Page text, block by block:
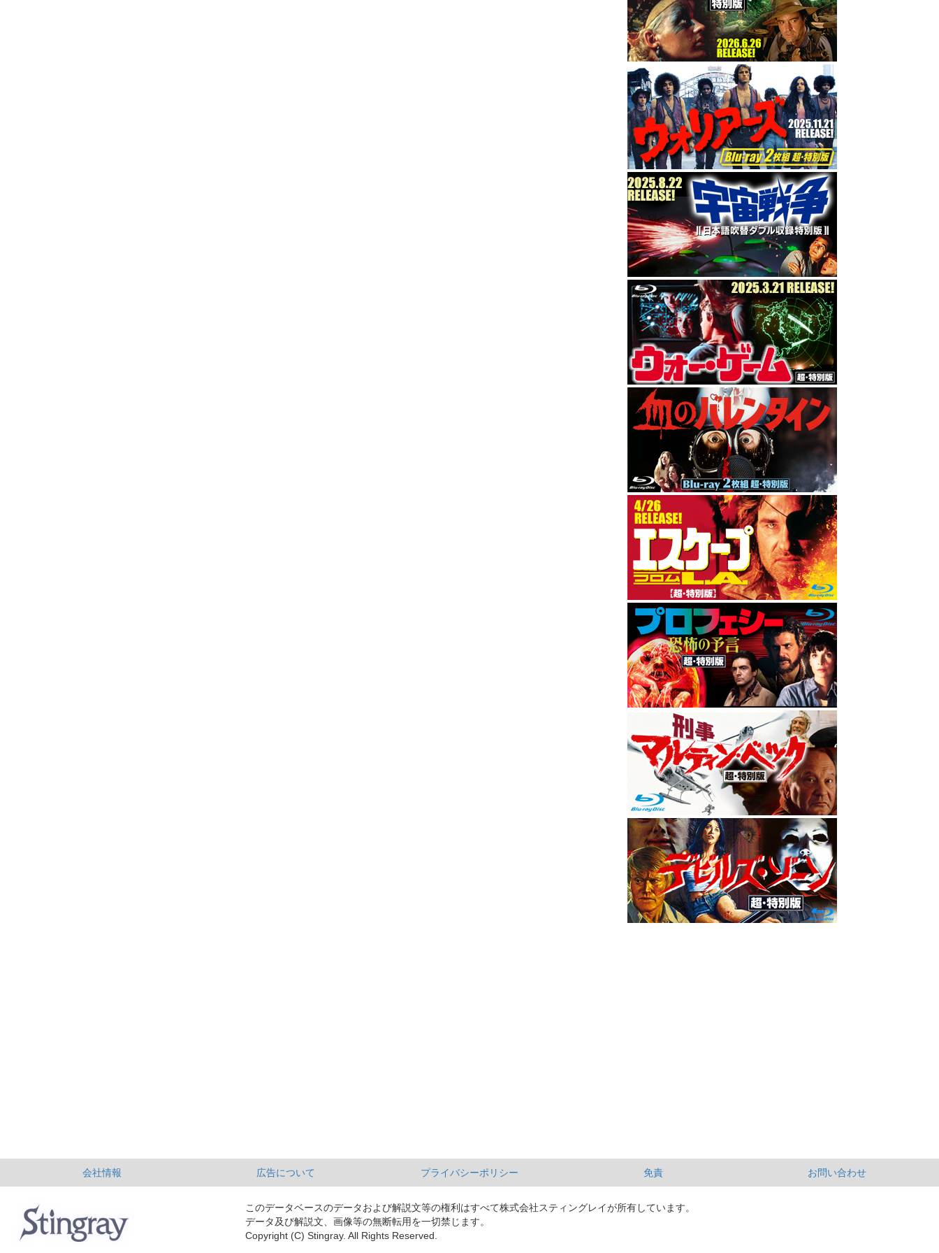
会社情報 広告について プライバシーポリシー 免責 お問い合わせ
このデータベースのデータおよび解説文等の権利はすべて株式会社スティングレイが所有しています。
データ及び解説文、画像等の無断転用を一切禁じます。
Copyright (C) Stingray. All Rights Reserved.